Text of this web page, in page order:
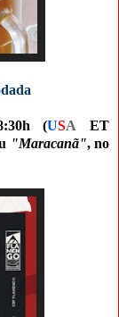
0h (USA ET
"Maracanã", no